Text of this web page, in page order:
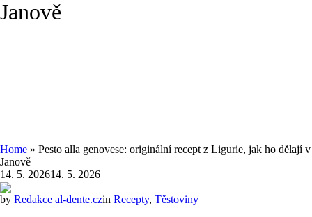
Janově
Home » Pesto alla genovese: originální recept z Ligurie, jak ho dělají v
Janově
14. 5. 202614. 5. 2026
by Redakce al-dente.czin Recepty, Těstoviny